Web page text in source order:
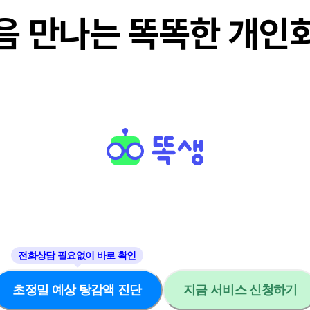
만나는 똑똑한 개인
초정밀 예상 탕감액 진단 지금 서비스 신청하기